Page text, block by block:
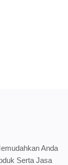
Anda
Serta Jasa